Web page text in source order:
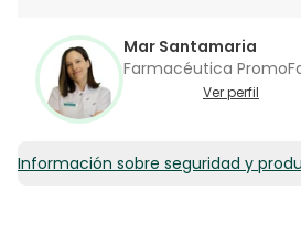
Mar Santamaria
Farmacéutica
Ver perfil
Información sobre seguridad y